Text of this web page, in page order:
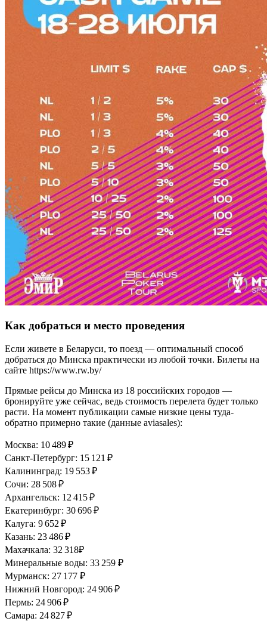
Как добраться и место проведения
Если живете в Беларуси, то поезд — оптимальный способ
добраться до Минска практически из любой точки. Билеты на
сайте https://www.rw.by/
Прямые рейсы до Минска из 18 российских городов —
бронируйте уже сейчас, ведь стоимость перелета будет только
расти. На момент публикации самые низкие цены туда-
обратно примерно такие (данные aviasales):
Москва: 10 489 ₽
Санкт-Петербург: 15 121 ₽
Калининград: 19 553 ₽
Сочи: 28 508 ₽
Архангельск: 12 415 ₽
Екатеринбург: 30 696 ₽
Калуга: 9 652 ₽
Казань: 23 486 ₽
Махачкала: 32 318₽
Минеральные воды: 33 259 ₽
Мурманск: 27 177 ₽
Нижний Новгород: 24 906 ₽
Пермь: 24 906 ₽
Самара: 24 827 ₽